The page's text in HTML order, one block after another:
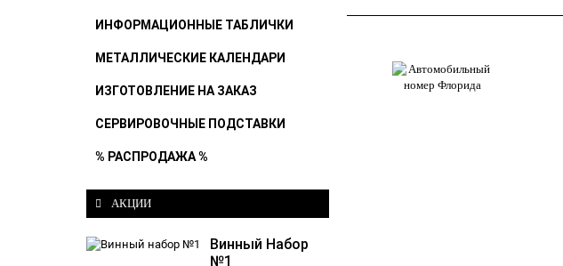
ИНФОРМАЦИОННЫЕ ТАБЛИЧКИ
МЕТАЛЛИЧЕСКИЕ КАЛЕНДАРИ
ИЗГОТОВЛЕНИЕ НА ЗАКАЗ
СЕРВИРОВОЧНЫЕ ПОДСТАВКИ
% РАСПРОДАЖА %
АКЦИИ
Винный Набор
№1